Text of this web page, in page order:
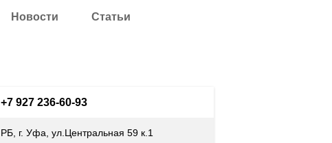
Новости Статьи
+7 927 236-60-93
РБ, г. Уфа, ул.Центральная 59 к.1